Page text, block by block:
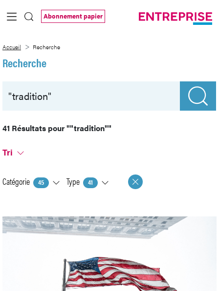
Saut au contenu principal
Abonnement papier
Accueil Recherche
Recherche
41 Résultats pour""tradition""
Tri
Catégorie 45 Type 41